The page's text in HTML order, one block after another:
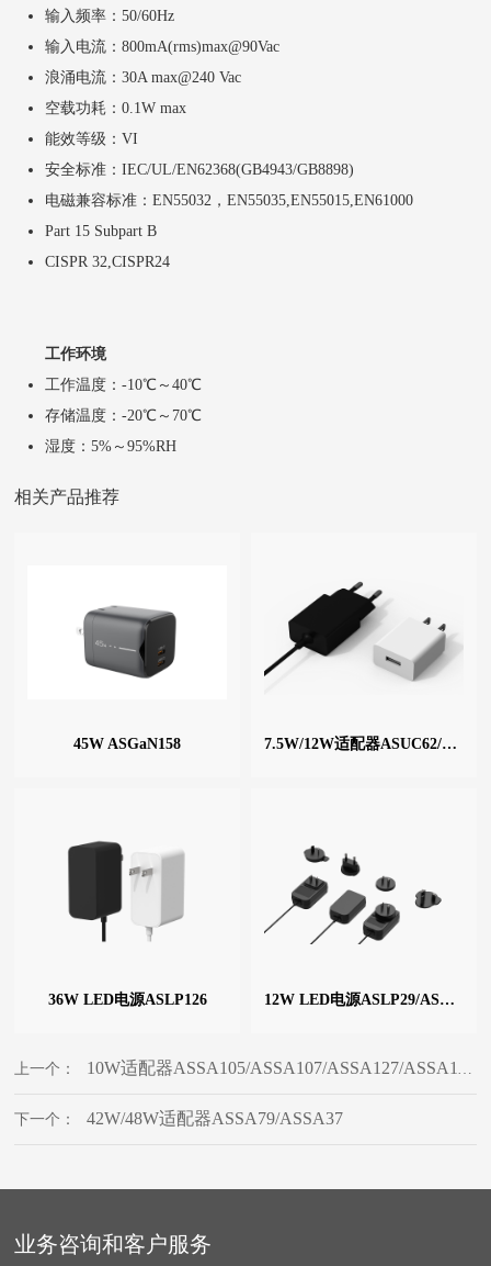
输入频率：50/60Hz
输入电流：800mA(rms)max@90Vac
浪涌电流：30A max@240 Vac
空载功耗：0.1W max
能效等级：VI
安全标准：IEC/UL/EN62368(GB4943/GB8898)
电磁兼容标准：EN55032，EN55035,EN55015,EN61000
Part 15 Subpart B
CISPR 32,CISPR24
工作环境
工作温度：-10℃～40℃
存储温度：-20℃～70℃
湿度：5%～95%RH
相关产品推荐
45W ASGaN158 7.5W/12W适配器ASUC62/ASUC65
36W LED电源ASLP126 12W LED电源ASLP29/ASLP23
上一个： 10W适配器ASSA105/ASSA107/ASSA127/ASSA116/ASSA13
下一个： 42W/48W适配器ASSA79/ASSA37
业务咨询和客户服务